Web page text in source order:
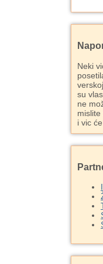
Neki
su
ne
i vic